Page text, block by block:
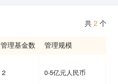
共 2 个
管理基金数 管理规模
2 0-5亿元人民币